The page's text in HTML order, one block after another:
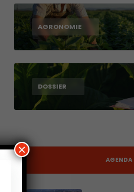
AGRONOMIE
DOSSIER
AGENDA
×